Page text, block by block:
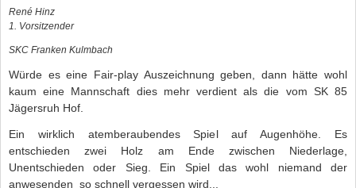
René Hinz
1. Vorsitzender
SKC Franken Kulmbach
Würde es eine Fair-play Auszeichnung geben, dann hätte wohl
kaum eine Mannschaft dies mehr verdient als die vom SK 85
Jägersruh Hof.
Ein wirklich atemberaubendes Spiel auf Augenhöhe. Es
entschieden zwei Holz am Ende zwischen Niederlage,
Unentschieden oder Sieg. Ein Spiel das wohl niemand der
anwesenden so schnell vergessen wird...